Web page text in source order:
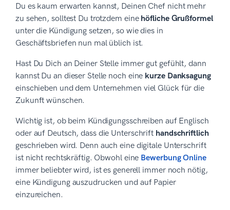
Du es kaum erwarten kannst, Deinen Chef nicht mehr
zu sehen, solltest Du trotzdem eine höfliche Grußformel
unter die Kündigung setzen, so wie dies in
Geschäftsbriefen nun mal üblich ist.
Hast Du Dich an Deiner Stelle immer gut gefühlt, dann
kannst Du an dieser Stelle noch eine kurze Danksagung
einschieben und dem Unternehmen viel Glück für die
Zukunft wünschen.
Wichtig ist, ob beim Kündigungsschreiben auf Englisch
oder auf Deutsch, dass die Unterschrift handschriftlich
geschrieben wird. Denn auch eine digitale Unterschrift
ist nicht rechtskräftig. Obwohl eine Bewerbung Online
immer beliebter wird, ist es generell immer noch nötig,
eine Kündigung auszudrucken und auf Papier
einzureichen.